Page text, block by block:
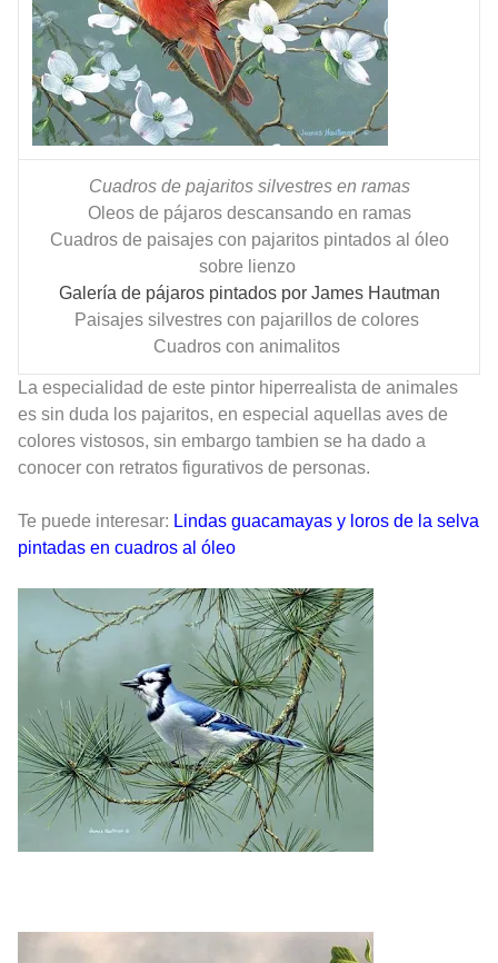
Cuadros de pajaritos silvestres en ramas
Oleos de pájaros descansando en ramas
Cuadros de paisajes con pajaritos pintados al óleo
sobre lienzo
Galería de pájaros pintados por James Hautman
Paisajes silvestres con pajarillos de colores
Cuadros con animalitos
La especialidad de este pintor hiperrealista de animales
es sin duda los pajaritos, en especial aquellas aves de
colores vistosos, sin embargo tambien se ha dado a
conocer con retratos figurativos de personas.
Te puede interesar: Lindas guacamayas y loros de la selva
pintadas en cuadros al óleo